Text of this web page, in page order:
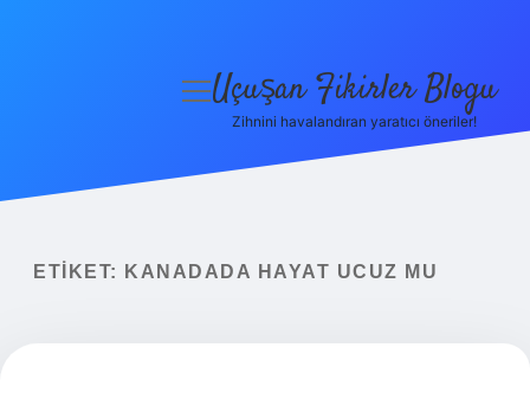
Yasal Uyarı
menüyü
Uçuşan Fikirler Blogu
Zihnini havalandıran yaratıcı öneriler!
ETIKET: KANADADA HAYAT UCUZ MU